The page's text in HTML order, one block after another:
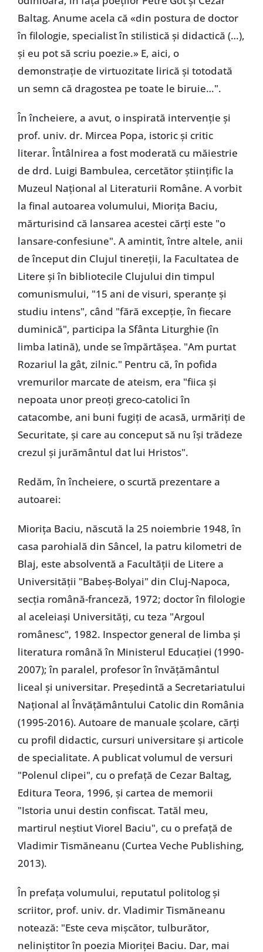
Baltag. Anume acela că «din postura de doctor
în filologie, specialist în stilistică și didactică (…),
și eu pot să scriu poezie.» E, aici, o
demonstrație de virtuozitate lirică și totodată
un semn că dragostea pe toate le biruie…".
În încheiere, a avut, o inspirată intervenție și
prof. univ. dr. Mircea Popa, istoric și critic
literar. Întâlnirea a fost moderată cu măiestrie
de drd. Luigi Bambulea, cercetător științific la
Muzeul Național al Literaturii Române. A vorbit
la final autoarea volumului, Miorița Baciu,
mărturisind că lansarea acestei cărți este "o
lansare-confesiune". A amintit, între altele, anii
de început din Clujul tinereții, la Facultatea de
Litere și în bibliotecile Clujului din timpul
comunismului, "15 ani de visuri, speranțe și
studiu intens", când "fără excepție, în fiecare
duminică", participa la Sfânta Liturghie (în
limba latină), unde se împărtășea. "Am purtat
Rozariul la gât, zilnic." Pentru că, în pofida
vremurilor marcate de ateism, era "fiica și
nepoata unor preoți greco-catolici în
catacombe, ani buni fugiți de acasă, urmăriți de
Securitate, și care au conceput să nu își trădeze
crezul și jurământul dat lui Hristos".
Redăm, în încheiere, o scurtă prezentare a
autoarei:
Miorița Baciu, născută la 25 noiembrie 1948, în
casa parohială din Sâncel, la patru kilometri de
Blaj, este absolventă a Facultății de Litere a
Universității "Babeș-Bolyai" din Cluj-Napoca,
secția română-franceză, 1972; doctor în filologie
al aceleiași Universități, cu teza "Argoul
românesc", 1982. Inspector general de limba și
literatura română în Ministerul Educației (1990-
2007); în paralel, profesor în învățământul
liceal și universitar. Președintă a Secretariatului
Național al Învățământului Catolic din România
(1995-2016). Autoare de manuale școlare, cărți
cu profil didactic, cursuri universitare și articole
de specialitate. A publicat volumul de versuri
"Polenul clipei", cu o prefață de Cezar Baltag,
Editura Teora, 1996, și cartea de memorii
"Istoria unui destin confiscat. Tatăl meu,
martirul neștiut Viorel Baciu", cu o prefață de
Vladimir Tismăneanu (Curtea Veche Publishing,
2013).
În prefața volumului, reputatul politolog și
scriitor, prof. univ. dr. Vladimir Tismăneanu
notează: "Este ceva mișcător, tulburător,
neliniștitor în poezia Mioriței Baciu. Dar, mai